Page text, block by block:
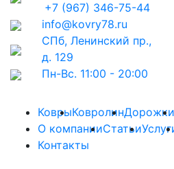
+7 (967) 346-75-44
info@kovry78.ru
СПб, Ленинский пр.,
д. 129
Пн-Вс. 11:00 - 20:00
КоврыКовролинДорожки
О компанииСтатьи
Контакты